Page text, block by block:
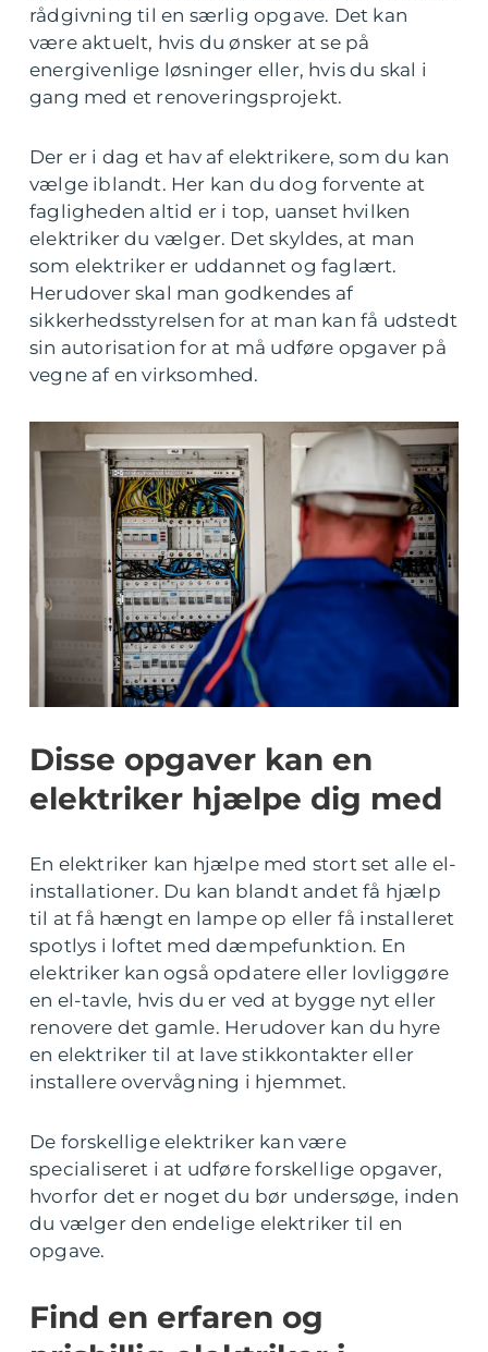
rådgivning til en særlig opgave. Det kan
være aktuelt, hvis du ønsker at se på
energivenlige løsninger eller, hvis du skal i
gang med et renoveringsprojekt.
Der er i dag et hav af elektrikere, som du kan
vælge iblandt. Her kan du dog forvente at
fagligheden altid er i top, uanset hvilken
elektriker du vælger. Det skyldes, at man
som elektriker er uddannet og faglært.
Herudover skal man godkendes af
sikkerhedsstyrelsen for at man kan få udstedt
sin autorisation for at må udføre opgaver på
vegne af en virksomhed.
Disse opgaver kan en
elektriker hjælpe dig med
En elektriker kan hjælpe med stort set alle el-
installationer. Du kan blandt andet få hjælp
til at få hængt en lampe op eller få installeret
spotlys i loftet med dæmpefunktion. En
elektriker kan også opdatere eller lovliggøre
en el-tavle, hvis du er ved at bygge nyt eller
renovere det gamle. Herudover kan du hyre
en elektriker til at lave stikkontakter eller
installere overvågning i hjemmet.
De forskellige elektriker kan være
specialiseret i at udføre forskellige opgaver,
hvorfor det er noget du bør undersøge, inden
du vælger den endelige elektriker til en
opgave.
Find en erfaren og